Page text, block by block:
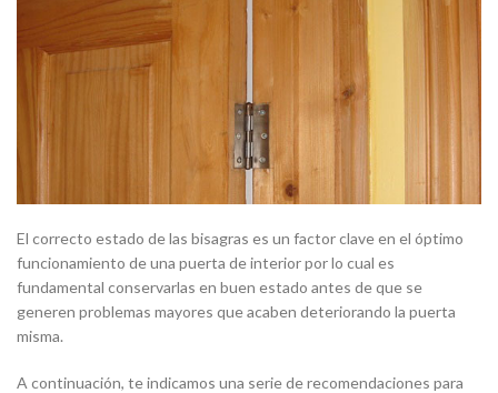
El correcto estado de las bisagras es un factor clave en el óptimo
funcionamiento de una puerta de interior por lo cual es
fundamental conservarlas en buen estado antes de que se
generen problemas mayores que acaben deteriorando la puerta
misma.
A continuación, te indicamos una serie de recomendaciones para